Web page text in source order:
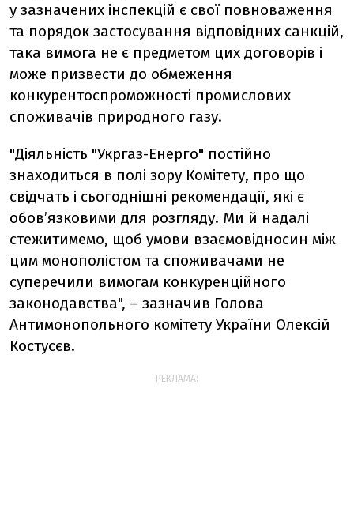
у зазначених інспекцій є свої повноваження
та порядок застосування відповідних санкцій,
така вимога не є предметом цих договорів і
може призвести до обмеження
конкурентоспроможності промислових
споживачів природного газу.
"Діяльність "Укргаз-Енерго" постійно
знаходиться в полі зору Комітету, про що
свідчать і сьогоднішні рекомендації, які є
обов’язковими для розгляду. Ми й надалі
стежитимемо, щоб умови взаємовідносин між
цим монополістом та споживачами не
суперечили вимогам конкуренційного
законодавства", – зазначив Голова
Антимонопольного комітету України Олексій
Костусєв.
РЕКЛАМА: